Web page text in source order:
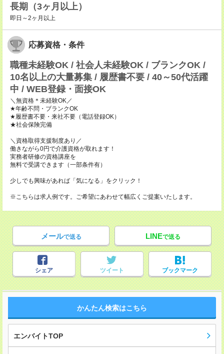
長期（3ヶ月以上）
即日～2ヶ月以上
応募資格・条件
職種未経験OK / 社会人未経験OK / ブランクOK /
10名以上の大量募集 / 履歴書不要 / 40～50代活躍
中 / WEB登録・面接OK
＼無資格＊未経験OK／
★年齢不問・ブランクOK
★履歴書不要・来社不要（電話登録OK）
★社会保険完備
＼資格取得支援制度あり／
働きながら0円で介護資格が取れます！
実務者研修の資格講座を
無料で受講できます（一部条件有）
少しでも興味があれば「気になる」をクリック！
※こちらは求人例です。ご希望にあわせて幅広くご提案いたします。
メールで送る LINEで送る
シェア ツイート ブックマーク
かんたん検索はこちら
エンバイトTOP